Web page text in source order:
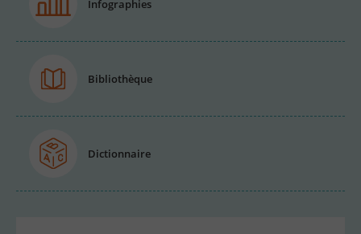
Infographies
Bibliothèque
Dictionnaire